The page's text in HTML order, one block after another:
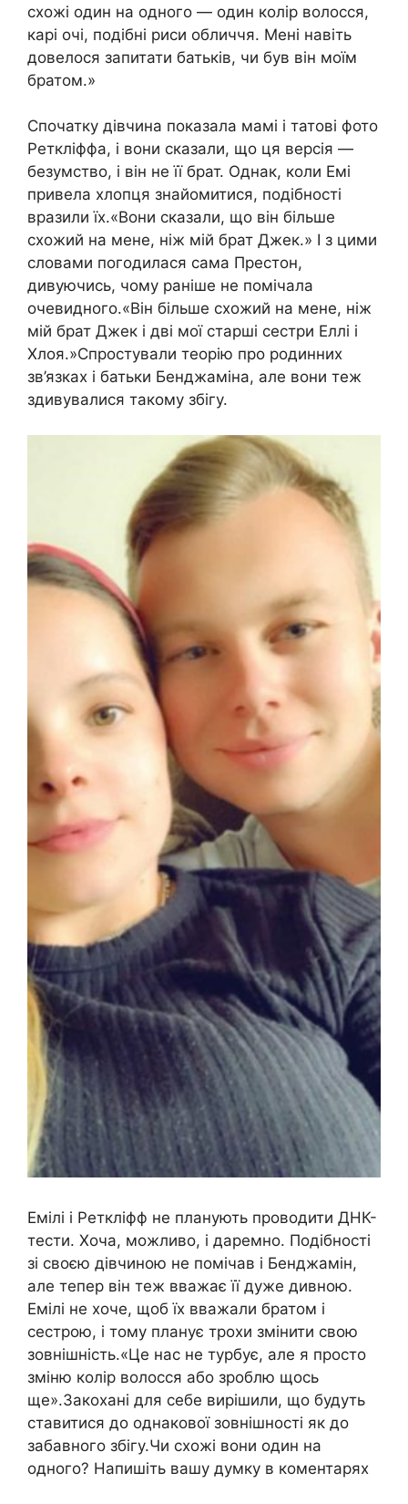
схожі один на одного — один колір волосся,
карі очі, подібні риси обличчя. Мені навіть
довелося запитати батьків, чи був він моїм
братом.»
Спочатку дівчина показала мамі і татові фото
Реткліффа, і вони сказали, що ця версія —
безумство, і він не її брат. Однак, коли Емі
привела хлопця знайомитися, подібності
вразили їх.«Вони сказали, що він більше
схожий на мене, ніж мій брат Джек.» І з цими
словами погодилася сама Престон,
дивуючись, чому раніше не помічала
очевидного.«Він більше схожий на мене, ніж
мій брат Джек і дві мої старші сестри Еллі і
Хлоя.»Спростували теорію про родинних
зв’язках і батьки Бенджаміна, але вони теж
здивувалися такому збігу.
Емілі і Реткліфф не планують проводити ДНК-
тести. Хоча, можливо, і даремно. Подібності
зі своєю дівчиною не помічав і Бенджамін,
але тепер він теж вважає її дуже дивною.
Емілі не хоче, щоб їх вважали братом і
сестрою, і тому планує трохи змінити свою
зовнішність.«Це нас не турбує, але я просто
зміню колір волосся або зроблю щось
ще».Закохані для себе вирішили, що будуть
ставитися до однакової зовнішності як до
забавного збігу.Чи схожі вони один на
одного? Напишіть вашу думку в коментарях